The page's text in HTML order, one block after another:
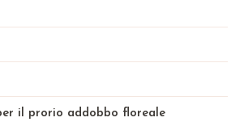
il prorio addobbo floreale